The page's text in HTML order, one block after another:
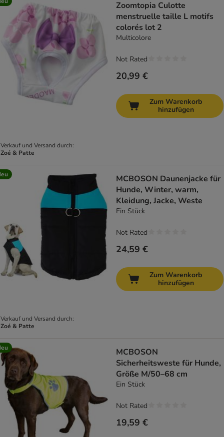
Verkauf und Versand durch:
Zoé & Patte
Zoomtopia Culotte
menstruelle taille L motifs
colorés lot 2
Multicolore
20,99 €
Not Rated
Zum Warenkorb
hinzufügen
Verkauf und Versand durch:
Zoé & Patte
MCBOSON Daunenjacke für
Hunde, Winter, warm,
Kleidung, Jacke, Weste
Ein Stück
24,59 €
Not Rated
Zum Warenkorb
hinzufügen
MCBOSON
Sicherheitsweste für Hunde,
Größe M/50–68 cm
Ein Stück
19,59 €
Not Rated